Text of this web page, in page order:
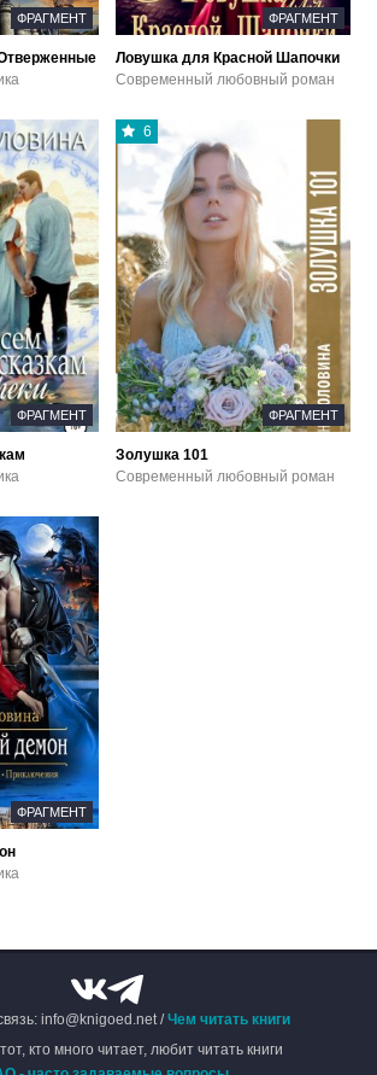
ФРАГМЕНТ ФРАГМЕНТ
Ловушка для Красной Шапочки
Современный любовный роман
ФРАГМЕНТ
6
ФРАГМЕНТ
Золушка 101
Современный любовный роман
ФРАГМЕНТ
info@knigoed.net /Чем читать книги
кто много читает, любит читать книги